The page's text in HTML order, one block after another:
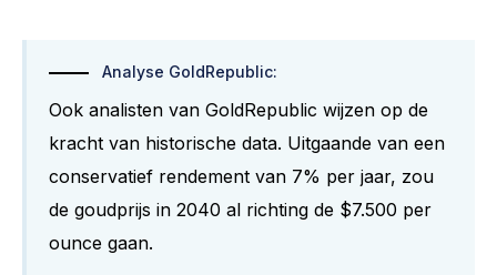
Analyse GoldRepublic:
Ook analisten van GoldRepublic wijzen op de
kracht van historische data. Uitgaande van een
conservatief rendement van 7% per jaar, zou
de goudprijs in 2040 al richting de $7.500 per
ounce gaan.